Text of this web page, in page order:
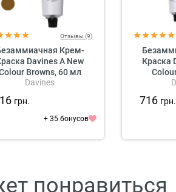
Отзывы (9)
Крем-
Davines A New
Browns, 60 мл
оттенки)
Davines
грн.
+ 35 бонусов
Краска
716 грн.
понравиться